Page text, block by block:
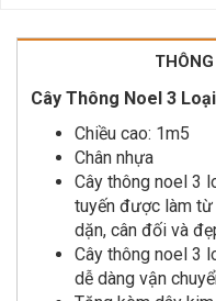
Cây Thông Noel 3
Chiều cao: 1m5
Chân nhựa
Cây thông noel 3
tuyến được làm từ
dặn, cân đối và
Cây thông noel 3
dễ dàng vận